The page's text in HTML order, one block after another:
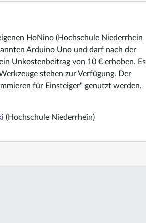
HoNino (Hochschule Niederrhein
Arduino Uno und darf nach der
Unkostenbeitrag von 10 € erhoben. Es
stehen zur Verfügung. Der
für Einsteiger" genutzt werden.
(Hochschule Niederrhein)